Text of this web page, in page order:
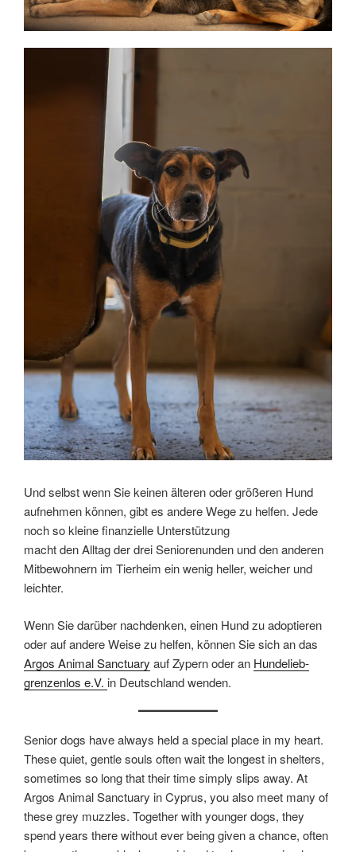
Und selbst wenn Sie keinen älteren oder größeren Hund
aufnehmen können, gibt es andere Wege zu helfen. Jede
noch so kleine finanzielle Unterstützung
macht den Alltag der drei Seniorenunden und den anderen
Mitbewohnern im Tierheim ein wenig heller, weicher und
leichter.
Wenn Sie darüber nachdenken, einen Hund zu adoptieren
oder auf andere Weise zu helfen, können Sie sich an das
Argos Animal Sanctuary auf Zypern oder an Hundelieb-
grenzenlos e.V. in Deutschland wenden.
Senior dogs have always held a special place in my heart.
These quiet, gentle souls often wait the longest in shelters,
sometimes so long that their time simply slips away. At
Argos Animal Sanctuary in Cyprus, you also meet many of
these grey muzzles. Together with younger dogs, they
spend years there without ever being given a chance, often